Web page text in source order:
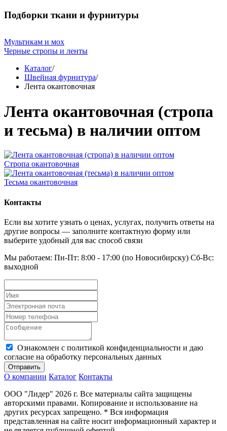
Подборки ткани и фурнитуры
Мультикам и мох
Черные стропы и ленты
Каталог/
Швейная фурнитура/
Лента окантовочная
Лента окантовочная (стропа
и тесьма) в наличии оптом
Стропа окантовочная
Тесьма окантовочная
Контакты
Если вы хотите узнать о ценах, услугах, получить ответы на
другие вопросы — заполните контактную форму или
выберите удобный для вас способ связи
Мы работаем: Пн-Пт: 8:00 - 17:00 (по Новосибирску) Сб-Вс:
выходной
Ознакомлен с политикой конфиденциальности и даю
согласие на обработку персональных данных
Отправить
О компании Каталог Контакты
ООО "Лидер" 2026 г. Все материалы сайта защищены
авторскими правами. Копирование и использование на
других ресурсах запрещено. * Вся информация
представленная на сайте носит информационный характер и